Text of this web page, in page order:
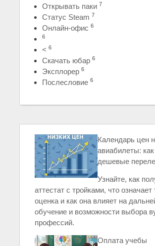
Открывать паки 7
Статус Steam 7
Онлайн-офис 6
6
< 6
Скачать юбар 6
Эксплорер 6
Послесловие 6
Календарь цен
авиабилеты:
дешевые
Узнайте, как
аттестат с тройками, что означает
оценка и как она влияет на
обучение и возможности выбора
профессий.
Оплата учебы